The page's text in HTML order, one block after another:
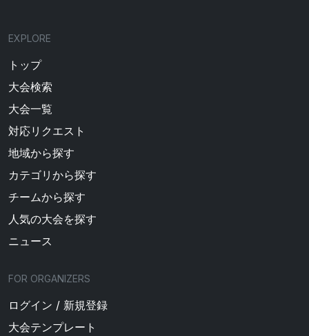
EXPLORE
トップ
大会検索
大会一覧
対応リクエスト
地域から探す
カテゴリから探す
チームから探す
人気の大会を探す
ニュース
FOR ORGANIZERS
ログイン / 新規登録
大会テンプレート